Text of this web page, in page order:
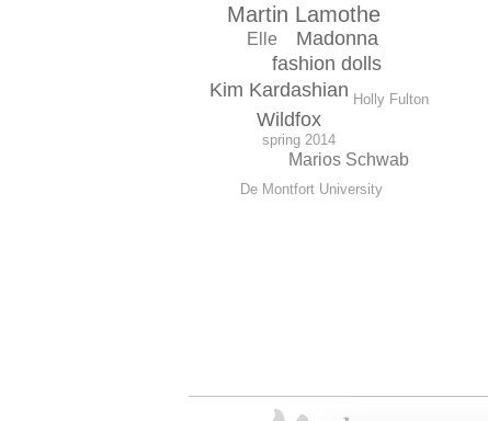
Martin Lamothe
Madonna
fashion dolls
Kim Kardashian
Wildfox
Elle
Marios Schwab
Holly Fulton
spring 2014
De Montfort University